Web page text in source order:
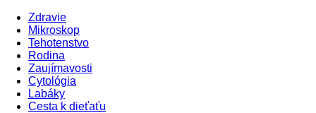
Zdravie
Mikroskop
Tehotenstvo
Rodina
Zaujímavosti
Cytológia
Labáky
Cesta k dieťaťu